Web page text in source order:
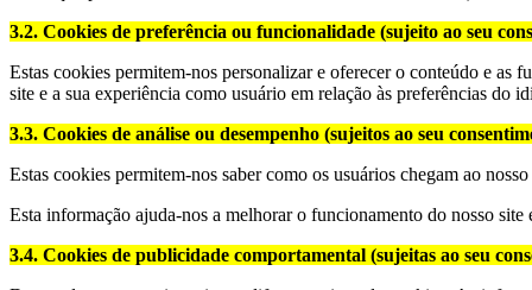
3.2. Cookies de preferência ou funcionalidade (sujeito ao seu
Estas cookies permitem-nos personalizar e oferecer o conteúdo e as
site e a sua experiência como usuário em relação às preferências do
3.3. Cookies de análise ou desempenho (sujeitos ao seu
Estas cookies permitem-nos saber como os usuários chegam ao
Esta informação ajuda-nos a melhorar o funcionamento do nosso
3.4. Cookies de publicidade comportamental (sujeitas ao seu